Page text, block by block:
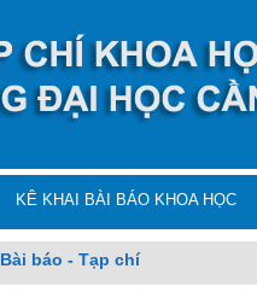
KÊ KHAI BÀI BÁO KHOA HỌC
Bài báo - Tạp chí